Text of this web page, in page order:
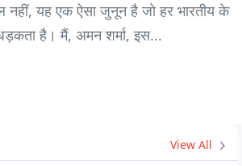
यह एक ऐसा जुनून है जो हर भारतीय के
है। मैं, अमन शर्मा, इस...
View All